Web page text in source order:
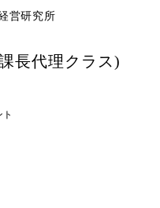
営研究所
長代理クラス)